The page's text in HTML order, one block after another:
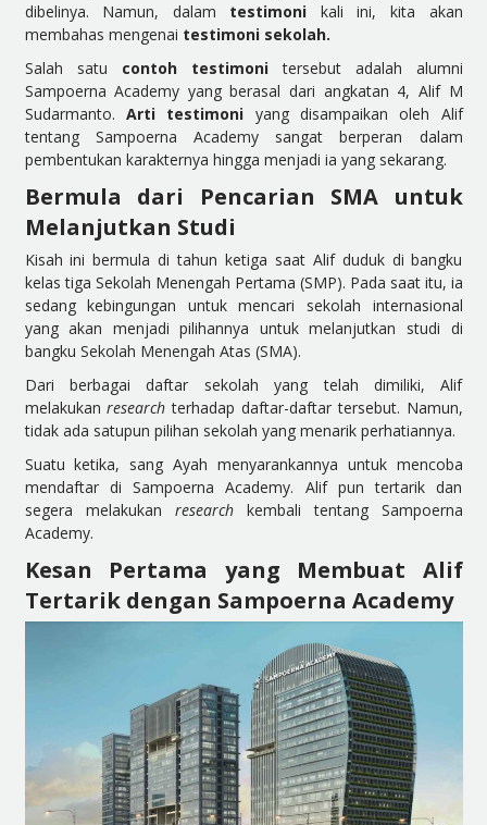
dibelinya. Namun, dalam testimoni kali ini, kita akan
membahas mengenai testimoni sekolah.
Salah satu contoh testimonitersebut adalah alumni
Sampoerna Academy yang berasal dari angkatan 4, Alif M
Sudarmanto. Arti testimoni yang disampaikan oleh Alif
tentang Sampoerna Academy sangat berperan dalam
pembentukan karakternya hingga menjadi ia yang sekarang.
Bermula dari Pencarian SMA untuk
Melanjutkan Studi
Kisah ini bermula di tahun ketiga saat Alif duduk di bangku
kelas tiga Sekolah Menengah Pertama (SMP). Pada saat itu, ia
sedang kebingungan untuk mencari sekolah internasional
yang akan menjadi pilihannya untuk melanjutkan studi di
bangku Sekolah Menengah Atas (SMA).
Dari berbagai daftar sekolah yang telah dimiliki, Alif
melakukanresearchterhadap daftar-daftar tersebut. Namun,
tidak ada satupun pilihan sekolah yang menarik perhatiannya.
Suatu ketika, sang Ayah menyarankannya untuk mencoba
mendaftar di Sampoerna Academy. Alif pun tertarik dan
segera melakukan research kembali tentang Sampoerna
Academy.
Kesan Pertama yang Membuat Alif
Tertarik dengan Sampoerna Academy